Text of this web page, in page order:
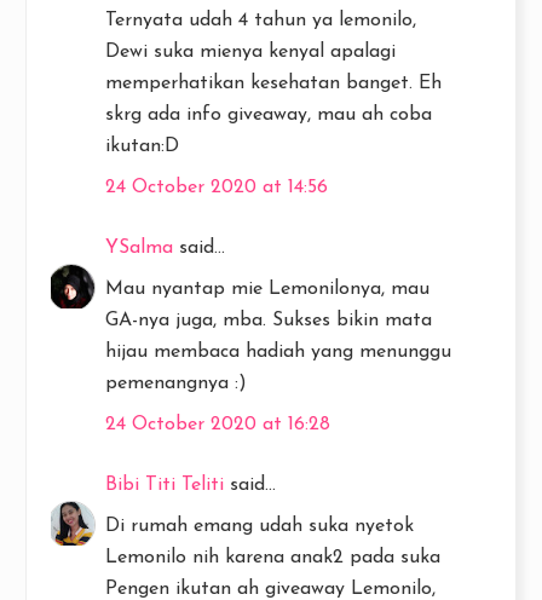
Ternyata udah 4 tahun ya lemonilo,
Dewi suka mienya kenyal apalagi
memperhatikan kesehatan banget. Eh
skrg ada info giveaway, mau ah coba
ikutan:D
24 October 2020 at 14:56
YSalma said...
Mau nyantap mie Lemonilonya, mau
GA-nya juga, mba. Sukses bikin mata
hijau membaca hadiah yang menunggu
pemenangnya :)
24 October 2020 at 16:28
Bibi Titi Teliti said...
Di rumah emang udah suka nyetok
Lemonilo nih karena anak2 pada suka
Pengen ikutan ah giveaway Lemonilo,